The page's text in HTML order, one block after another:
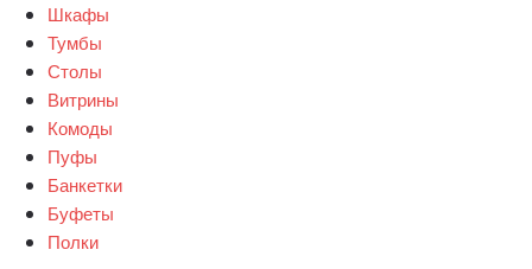
Шкафы
Тумбы
Столы
Витрины
Комоды
Пуфы
Банкетки
Буфеты
Полки